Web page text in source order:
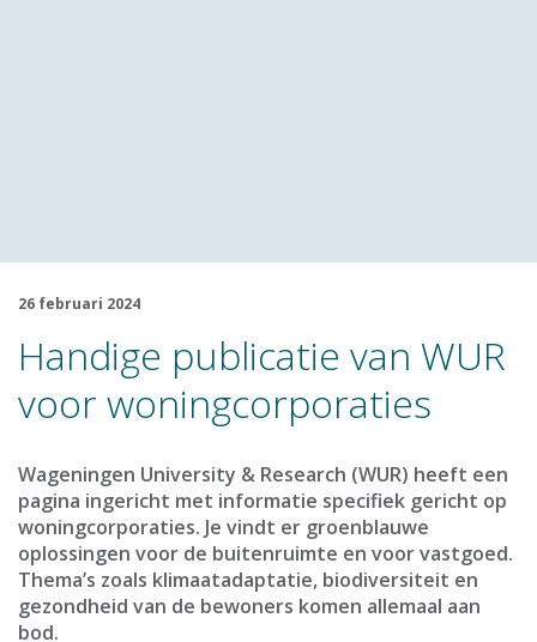
26 februari 2024
Handige publicatie van WUR
voor woningcorporaties
Wageningen University & Research (WUR) heeft een
pagina ingericht met informatie specifiek gericht op
woningcorporaties. Je vindt er groenblauwe
oplossingen voor de buitenruimte en voor vastgoed.
Thema’s zoals klimaatadaptatie, biodiversiteit en
gezondheid van de bewoners komen allemaal aan
bod.